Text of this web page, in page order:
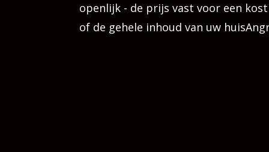
openlijk - de prijs vast voor een
of de gehele inhoud van uw